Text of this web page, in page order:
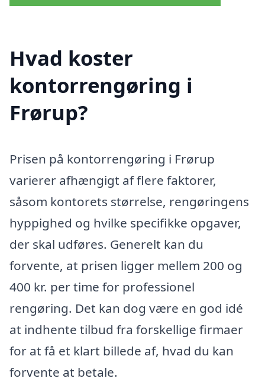
Hvad koster
kontorrengøring i
Frørup?
Prisen på kontorrengøring i Frørup
varierer afhængigt af flere faktorer,
såsom kontorets størrelse, rengøringens
hyppighed og hvilke specifikke opgaver,
der skal udføres. Generelt kan du
forvente, at prisen ligger mellem 200 og
400 kr. per time for professionel
rengøring. Det kan dog være en god idé
at indhente tilbud fra forskellige firmaer
for at få et klart billede af, hvad du kan
forvente at betale.